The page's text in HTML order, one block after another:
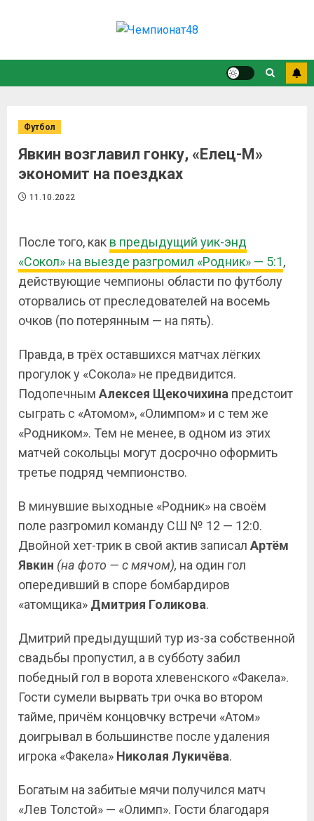
Футбол
Явкин возглавил гонку, «Елец-М»
экономит на поездках
11.10.2022
После того, как в предыдущий уик-энд
«Сокол» на выезде разгромил «Родник» — 5:1,
действующие чемпионы области по футболу
оторвались от преследователей на восемь
очков (по потерянным — на пять).
Правда, в трёх оставшихся матчах лёгких
прогулок у «Сокола» не предвидится.
Подопечным Алексея Щекочихина предстоит
сыграть с «Атомом», «Олимпом» и с тем же
«Родником». Тем не менее, в одном из этих
матчей сокольцы могут досрочно оформить
третье подряд чемпионство.
В минувшие выходные «Родник» на своём
поле разгромил команду СШ № 12 — 12:0.
Двойной хет-трик в свой актив записал Артём
Явкин (на фото — с мячом), на один гол
опередивший в споре бомбардиров
«атомщика» Дмитрия Голикова.
Дмитрий предыдущший тур из-за собственной
свадьбы пропустил, а в субботу забил
победный гол в ворота хлевенского «Факела».
Гости сумели вырвать три очка во втором
тайме, причём концовчку встречи «Атом»
доигрывал в большинстве после удаления
игрока «Факела» Николая Лукичёва.
Богатым на забитые мячи получился матч
«Лев Толстой» — «Олимп». Гости благодаря